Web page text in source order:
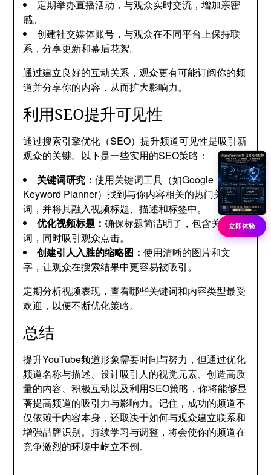
定期举办直播活动，与观众实时交流，增加亲密
感。
创建社交媒体账号，与观众在不同平台上保持联
系，分享更新和幕后花絮。
通过建立良好的互动关系，观众更有可能订阅你的频
道并分享你的内容，从而扩大影响力。
利用SEO提升可见性
通过搜索引擎优化（SEO）提升频道可见性是吸引新
观众的关键。以下是一些实用的SEO策略：
关键词研究：使用关键词工具（如Google
Keyword Planner）找到与你内容相关的热门关键
词，并将其融入视频标题、描述和标签中。
优化视频标题：确保标题简洁明了，包含关键
词，同时吸引观众点击。
创建引人入胜的缩略图：使用清晰的图片和文
字，让观众在搜索结果中更容易被吸引。
定期分析视频表现，查看哪些关键词和内容类型最受
欢迎，以便不断优化策略。
总结
提升YouTube频道形象需要时间与努力，但通过优化
频道名称与描述、设计吸引人的视觉元素、创造高质
量的内容、积极互动以及利用SEO策略，你将能够显
著提高频道的吸引力与影响力。记住，成功的频道不
仅依赖于内容本身，还取决于如何与观众建立联系和
增强品牌识别。持续学习与调整，将会使你的频道在
竞争激烈的环境中屹立不倒。
立即体验